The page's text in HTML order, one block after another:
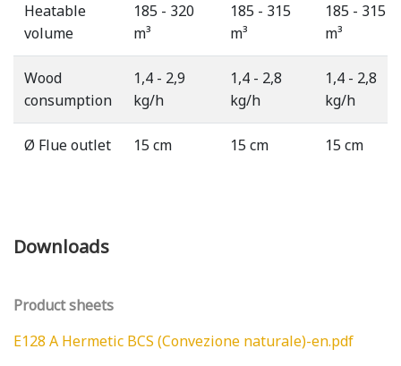
Heatable
volume
185 - 320
m³
185 - 315
m³
185 - 315
m³
Wood
consumption
1,4 - 2,9
kg/h
1,4 - 2,8
kg/h
1,4 - 2,8
kg/h
Ø Flue outlet 15 cm 15 cm 15 cm
Downloads
Product sheets
E128 A Hermetic BCS (Convezione naturale)-en.pdf